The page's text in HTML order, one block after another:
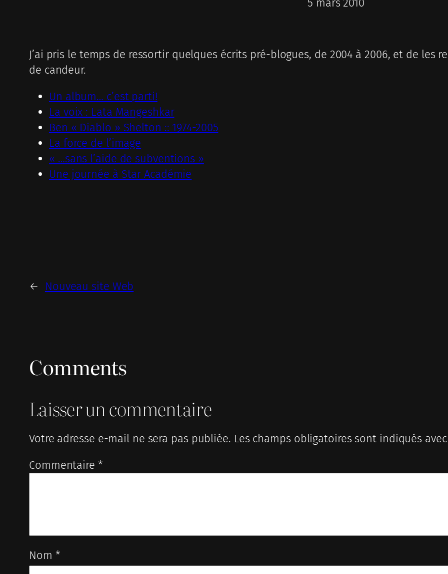
J’ai pris le temps de ressortir quelques écrits pré-blogues, de 2004 à 2006, et de les
de candeur.
Un album… c’est parti!
La voix : Lata Mangeshkar
Ben « Diablo » Shelton :: 1974-2005
La force de l’image
« …sans l’aide de subventions »
Une journée à Star Académie
← Nouveau site Web
Comments
Laisser un commentaire
Votre adresse e-mail ne sera pas publiée. Les champs obligatoires sont indiqués avec
Commentaire *
Nom *